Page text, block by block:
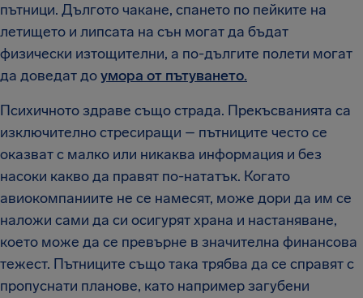
пътници. Дългото чакане, спането по пейките на
летището и липсата на сън могат да бъдат
физически изтощителни, а по-дългите полети могат
да доведат доумора от пътуването.
Психичното здраве също страда. Прекъсванията са
изключително стресиращи – пътниците често се
оказват с малко или никаква информация и без
насоки какво да правят по-нататък. Когато
авиокомпаниите не се намесят, може дори да им се
наложи сами да си осигурят храна и настаняване,
което може да се превърне в значителна финансова
тежест. Пътниците също така трябва да се справят с
пропуснати планове, като например загубени